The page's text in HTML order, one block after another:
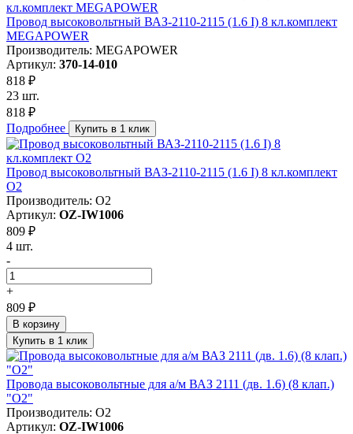
Провод высоковольтный ВАЗ-2110-2115 (1.6 I) 8 кл.комплект
MEGAPOWER
Производитель: MEGAPOWER
Артикул: 370-14-010
818 ₽
23 шт.
818 ₽
Подробнее
Купить в 1 клик
Провод высоковольтный ВАЗ-2110-2115 (1.6 I) 8 кл.комплект
О2
Производитель: О2
Артикул: OZ-IW1006
809 ₽
4 шт.
-
+
809 ₽
В корзину
Купить в 1 клик
Провода высоковольтные для а/м ВАЗ 2111 (дв. 1.6) (8 клап.)
"О2"
Производитель: О2
Артикул: OZ-IW1006